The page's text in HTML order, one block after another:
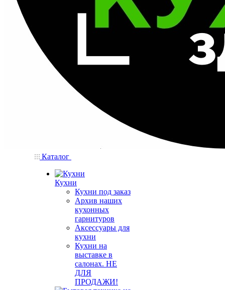
Каталог
Кухни
Кухни под заказ
Архив наших
кухонных
гарнитуров
Аксессуары для
кухни
Кухни на
выставке в
салонах. НЕ
ДЛЯ
ПРОДАЖИ!